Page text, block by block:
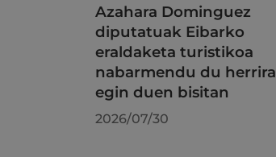
Azahara Dominguez
diputatuak Eibarko
eraldaketa turistikoa
nabarmendu du herrira
egin duen bisitan
2026/07/30